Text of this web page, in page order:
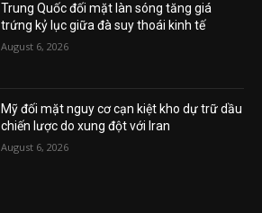
Trung Quốc đối mặt làn sóng tăng giá
trứng kỷ lục giữa đà suy thoái kinh tế
August 6, 2026
Mỹ đối mặt nguy cơ cạn kiệt kho dự trữ dầu
chiến lược do xung đột với Iran
August 6, 2026